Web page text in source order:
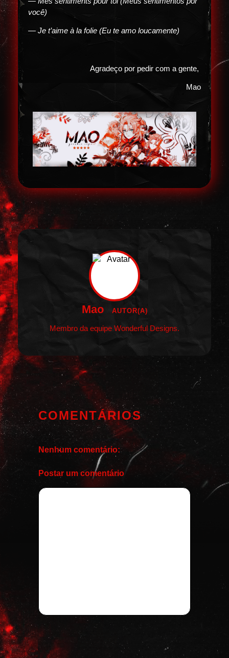
você)
— Je t’aime à la folie (Eu te amo loucamente)
Agradeço por pedir com a gente,
Mao
Mao AUTOR(A)
Membro da equipe Wonderful Designs.
COMENTÁRIOS
Nenhum comentário:
Postar um comentário